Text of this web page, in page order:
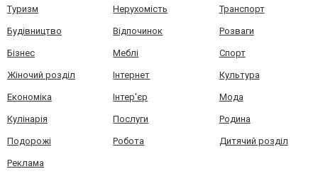
Туризм Нерухомість Транспорт
Будівництво Відпочинок Розваги
Бізнес Меблі Спорт
Жіночий розділ Інтернет Культура
Економіка Інтер'єр Мода
Кулінарія Послуги Родина
Подорожі Робота Дитячий розділ
Реклама